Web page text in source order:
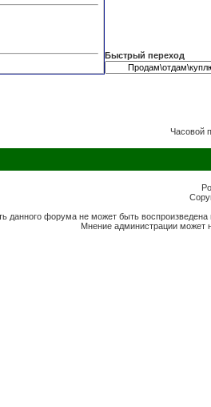
Быстрый переход
Часовой
данного форума не может быть
Мнение администрации может